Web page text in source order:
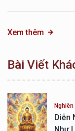
Xem thêm
Bài Viết
Nghiên
Diễn